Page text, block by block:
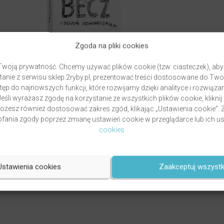
Zgoda na pliki cookies
prywatność. Chcemy używać plików cookie (tzw. ciasteczek), aby
z serwisu sklep.2ryby.pl, prezentować treści dostosowane do
do najnowszych funkcji, które rozwijamy dzięki analityce i
wyrażasz zgodę na korzystanie ze wszystkich plików cookie, kliknij
również dostosować zakres zgód, klikając „Ustawienia cookie”.
zgody poprzez zmianę ustawień cookie w przeglądarce lub ich
cookies
Zaakceptuj
cookies
PAWLUKIEWICZ | BECZ I DZWOŃ
DZWONECZKIEM (KSIĄŻKA)
ks. Piotr Pawlukiewicz
na 5.
DODAJ DO KOSZYKA